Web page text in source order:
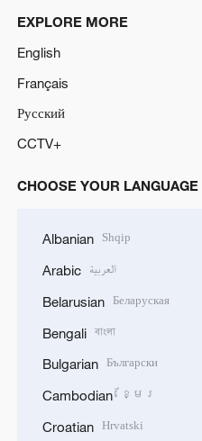
EXPLORE MORE
English
Français
Русский
CCTV+
CHOOSE YOUR LANGUAGE
Albanian Shqip
Arabic العربية
Belarusian Беларуская
Bengali বাংলা
Bulgarian Български
Cambodian ខ្មែរ
Croatian Hrvatski